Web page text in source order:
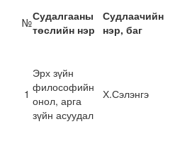
№Судалгааны
төслийн нэр
Судлаачийн
нэр, баг
1
Эрх зүйн
философийн
онол, арга
зүйн асуудал
Х.Сэлэнгэ